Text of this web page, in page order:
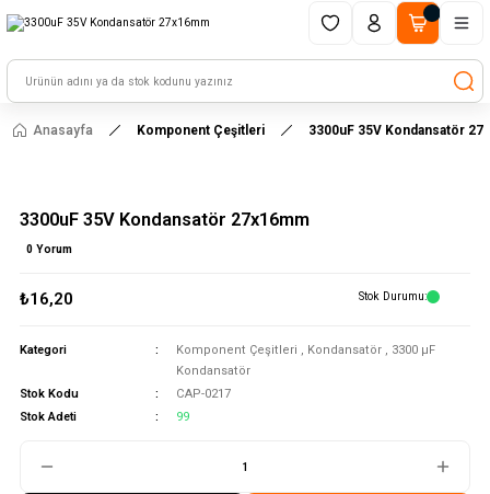
HAYAL ET - TASARLA - ÇALIŞTIR
Anasayfa Komponent Çeşitleri 3300uF 35V Kondansatör
3300uF 35V Kondansatör 27x16mm
0 Yorum
₺16,20 Stok Durumu
Kategori Komponent Çeşitleri , Kondansatör , 3300 μF
Kondansatör
Stok Kodu
CAP-0217
Stok Adeti
99